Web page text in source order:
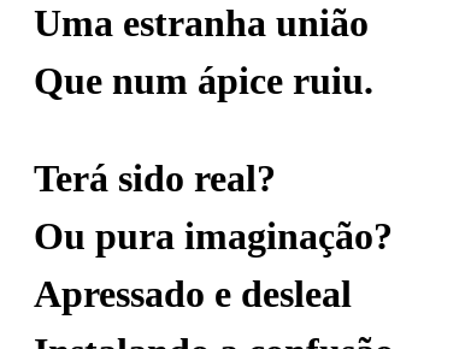
Uma estranha união
Que num ápice ruiu.
Terá sido real?
Ou pura imaginação?
Apressado e desleal